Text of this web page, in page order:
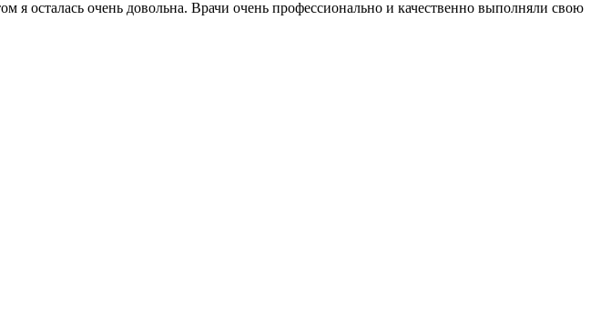
осталась очень довольна. Врачи очень профессионально и качественно выполняли свою